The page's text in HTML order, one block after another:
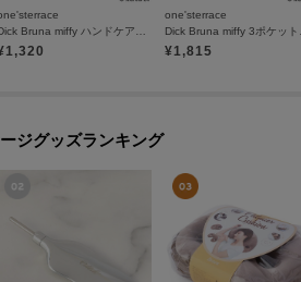
1,320
one'sterrace
¥1,815
ジグッズランキング